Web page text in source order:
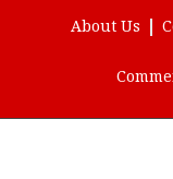
About Us